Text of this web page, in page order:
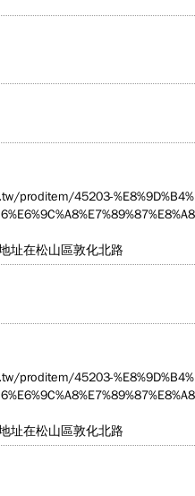
proditem/45203-
址在松山區敦化北路
proditem/45203-
址在松山區敦化北路